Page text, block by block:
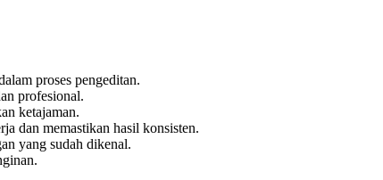
proses pengeditan.
profesional.
ketajaman.
dan memastikan hasil konsisten.
yang sudah dikenal.